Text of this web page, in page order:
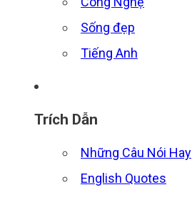
Sống đẹp
Tiếng Anh
Trích Dẫn
Những Câu Nói Hay
English Quotes